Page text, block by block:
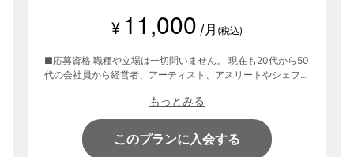
¥ 11,000 /月 (税込)
■応募資格 職種や立場は一切問いません。 現在も20代から50
代の会社員から経営者、アーティスト、アスリートやシェフな
ブ （2ヶ月に1回） ・プロジェクトの実践（起業、トライアス
ロン、ワイン、寿司など） ・リアル交流会「First Tuesday」
（毎月第一火曜日） ・メンバーとの交流を深めるオンライン
もっとみる
このプランに入会する